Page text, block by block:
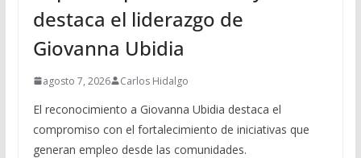
destaca el liderazgo de
Giovanna Ubidia
agosto 7, 2026 Carlos Hidalgo
El reconocimiento a Giovanna Ubidia destaca el
compromiso con el fortalecimiento de iniciativas que
generan empleo desde las comunidades.